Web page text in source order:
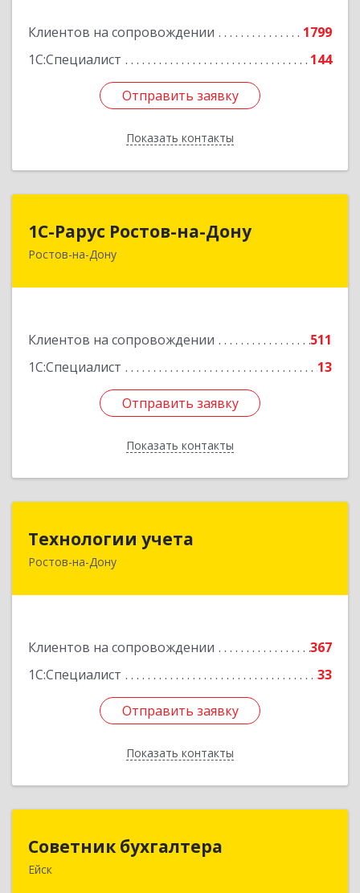
Клиентов на сопровождении
1799
1С:Специалист
144
Отправить заявку
Показать контакты
Отправить заявку
Назад
1С-Рарус Ростов-на-Дону
Ростов-на-Дону
Клиентов на сопровождении
511
1С:Специалист
13
Отправить заявку
Показать контакты
344002, Ростовская обл, г.о. город Ростов-на-
Подробнее
Отправить заявку
Назад
Технологии учета
Ростов-на-Дону
Клиентов на сопровождении
367
1С:Специалист
33
Отправить заявку
Показать контакты
344064, Ростовская обл, Ростов-на-Дону г,
Отправить заявку
Назад
Советник бухгалтера
Ейск
353691, Краснодарский край, Ейский р-н, Ейск г,